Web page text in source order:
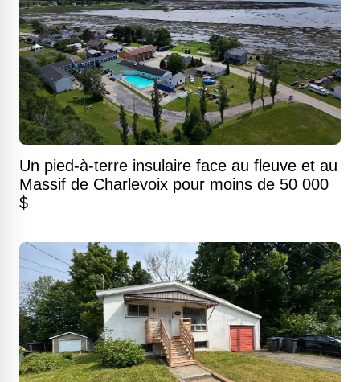
Un pied-à-terre insulaire face au fleuve et au
Massif de Charlevoix pour moins de 50 000
$